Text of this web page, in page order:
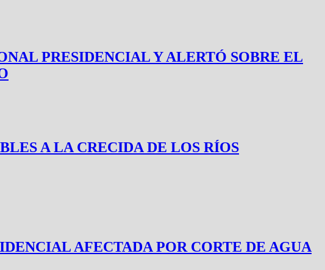
PRESIDENCIAL Y ALERTÓ SOBRE EL
A LA CRECIDA DE LOS RÍOS
AFECTADA POR CORTE DE AGUA